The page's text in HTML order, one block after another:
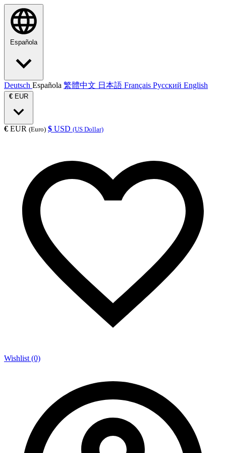
Española
Deutsch Española 繁體中文 日本語 Français Русский English
€ EUR
€ EUR (Euro) $ USD (US Dollar)
Wishlist (0)